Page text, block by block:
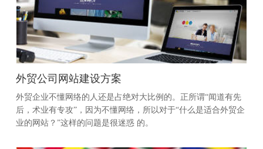
外贸公司网站建设方案
外贸企业不懂网络的人还是占绝对大比例的。正所谓“闻道有先
后，术业有专攻”，因为不懂网络，所以对于“什么是适合外贸企
业的网站？”这样的问题是很迷惑 的。